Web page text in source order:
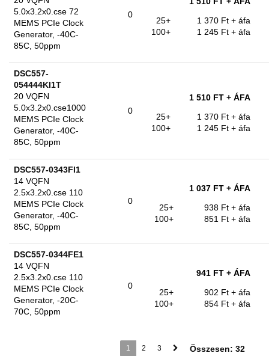
5.0x3.2x0.cse 72
MEMS PCIe Clock
Generator, -40C-
85C, 50ppm
0
25+
1 370 Ft + áfa
100+
1 245 Ft + áfa
DSC557-
054444KI1T
20 VQFN
5.0x3.2x0.cse1000
MEMS PCIe Clock
Generator, -40C-
85C, 50ppm
0
1 510 FT + ÁFA
25+
1 370 Ft + áfa
100+
1 245 Ft + áfa
DSC557-0343FI1
14 VQFN
2.5x3.2x0.cse 110
MEMS PCIe Clock
Generator, -40C-
85C, 50ppm
0
1 037 FT + ÁFA
25+
938 Ft + áfa
100+
851 Ft + áfa
DSC557-0344FE1
14 VQFN
2.5x3.2x0.cse 110
MEMS PCIe Clock
Generator, -20C-
70C, 50ppm
0
941 FT + ÁFA
25+
902 Ft + áfa
100+
854 Ft + áfa
1 2 3 Összesen: 32